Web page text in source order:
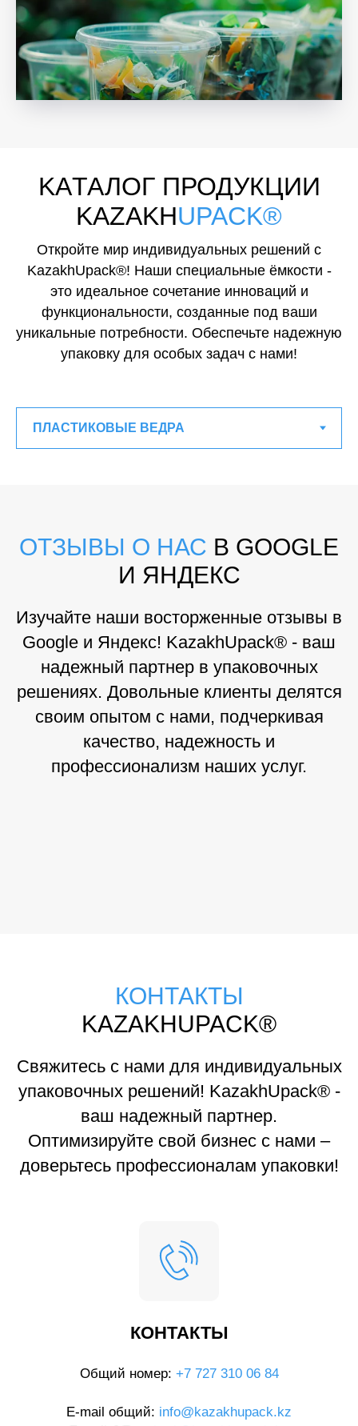
KAТАЛОГ ПРОДУКЦИИ
KAZAKHUPACK®
Откройте мир индивидуальных решений с
KazakhUpack®! Наши специальные ёмкости -
это идеальное сочетание инноваций и
функциональности, созданные под ваши
уникальные потребности. Обеспечьте надежную
упаковку для особых задач с нами!
ОТЗЫВЫ О НАС В GOOGLE
И ЯНДЕКС
Изучайте наши восторженные отзывы в
Google и Яндекс! KazakhUpack® - ваш
надежный партнер в упаковочных
решениях. Довольные клиенты делятся
своим опытом с нами, подчеркивая
качество, надежность и
профессионализм наших услуг.
КОНТАКТЫ
KAZAKHUPACK®
Свяжитесь с нами для индивидуальных
упаковочных решений! KazakhUpack® -
ваш надежный партнер.
Оптимизируйте свой бизнес с нами –
доверьтесь профессионалам упаковки!
КОНТАКТЫ
Общий номер: +7 727 310 06 84
E-mail общий: info@kazakhupack.kz